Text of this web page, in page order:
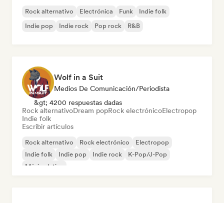
Rock alternativo Electrónica Funk
Indie folk
Indie pop
Indie rock Pop rock R&B
Wolf in a Suit
Medios De Comunicación/Periodista
&gt; 4200 respuestas dadas
Rock alternativoDream popRock electrónicoElectropop
Indie folk
Escribir artículos
Rock alternativo Rock electrónico
Electropop
Indie folk
Indie pop Indie rock
K-Pop/J-Pop
Música latina